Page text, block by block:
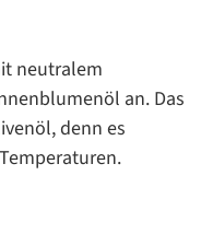
neutralem
an. Das
denn es